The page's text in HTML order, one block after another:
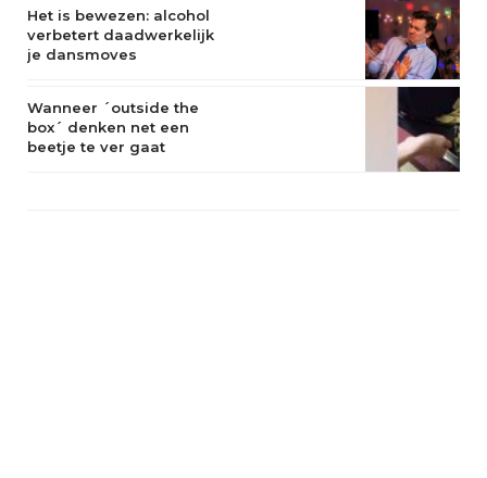
Het is bewezen: alcohol
verbetert daadwerkelijk
je dansmoves
Wanneer ´outside the
box´ denken net een
beetje te ver gaat